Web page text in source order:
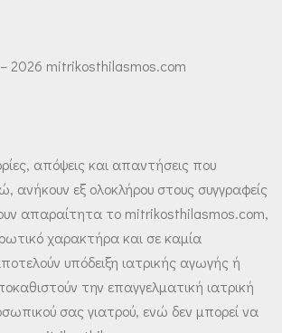
2026 mitrikosthilasmos.com
απόψεις και απαντήσεις που
ανήκουν εξ ολοκλήρου στους συγγραφείς
απαραίτητα το mitrikosthilasmos.com,
χαρακτήρα και σε καμία
υπόδειξη ιατρικής αγωγής ή
την επαγγελματική ιατρική
σας γιατρού, ενώ δεν μπορεί να